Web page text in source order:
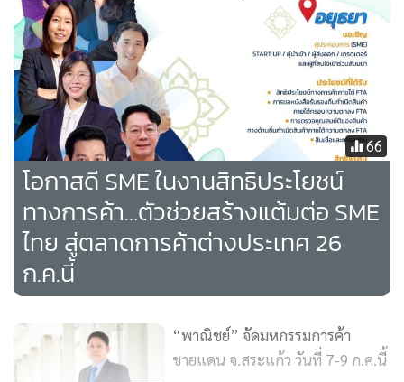
ท่านผู้ประกอบการสามารถสมัครร่วมฟังเสวนาครั้งที่ 2 จังหวัด
พระนครศรีอยุธยา และครั้งที่ 3 จังหวัดหนองคาย ได้แล้วตั้งแต่
วันนี้ และติดตามความเคลื่อนไหวของโครงการส่งเสริม SME ให้
แข่งขันได้ในตลาดสากล เรื่อง "สิทธิประโยชน์ทางการค้า...ตัวช่วย
สร้างแต้มต่อ SME ไทย สู่ตลาดการค้าต่างประเทศ" ได้ที่
FACEBOOK กรมการค้าต่างประเทศ กระทรวงพาณิชย์ หรือที่
www.dft.go.th
66
โอกาสดี SME ในงานสิทธิประโยชน์
ทางการค้า…ตัวช่วยสร้างแต้มต่อ SME
ไทย สู่ตลาดการค้าต่างประเทศ 26
ก.ค.นี้
“พาณิชย์” จัดมหกรรมการค้า
ชายแดน จ.สระแก้ว วันที่ 7-9 ก.ค.นี้